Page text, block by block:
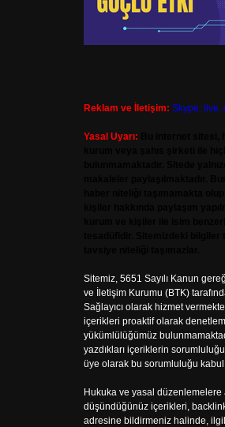
Reklam ve İletişim: Skype:
Yasal Uyarı:
Sitemiz, 5651 Sayılı Kanun
ve İletişim Kurumu (BTK)
Sağlayıcı olarak hizmet
içerikleri proaktif olarak
yükümlülüğümüz
yazdıkları içeriklerin
üye olarak bu sorumluluğu kabul
Hukuka ve yasal düzenlemelere
düşündüğünüz içerikleri,
adresine bildirmeniz halinde,